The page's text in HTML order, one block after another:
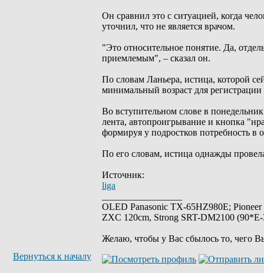
Он сравнил это с ситуацией, когда
уточнил, что не является врачом.
"Это относительное понятие. Да,
приемлемым", – сказал он.
По словам Ланьера, истица, которой
минимальный возраст для регистрации
Во вступительном слове в
лента, автопроигрывание и кнопка
формируя у подростков потребность в
По его словам, истица однажды
Источник:
liga
OLED Panasonic TX-65HZ980E;
ZXC 120cm, Strong SRT-DM2100
Желаю, чтобы у Вас сбылось то, чего
Вернуться к началу